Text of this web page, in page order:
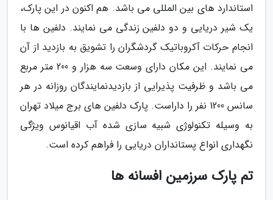
استاندارد های بین المللی می باشد. هم اکنون در این پارک،
یک شیر دریایی و دو دلفین زندگی می نمایند. دلفین ها با
انجام حرکات آکروباتیک گردشگران را تشویق به بازدید از آن
می نمایند. این مکان دارای وسعت سه هزار و 200 متر مربع
می باشد و ظرفیت پذیرایی از بازدیدنمایندگان روزانه در هر
سانس 1200 نفر را داراست. پارک دلفین های برج میلاد تهران
به وسیله تکنولوژی شبیه سازی شده آب اقیانوس ویژگی
نگهداری انواع پستانداران دریایی را فراهم کرده است.
تم پارک سرزمین افسانه ها